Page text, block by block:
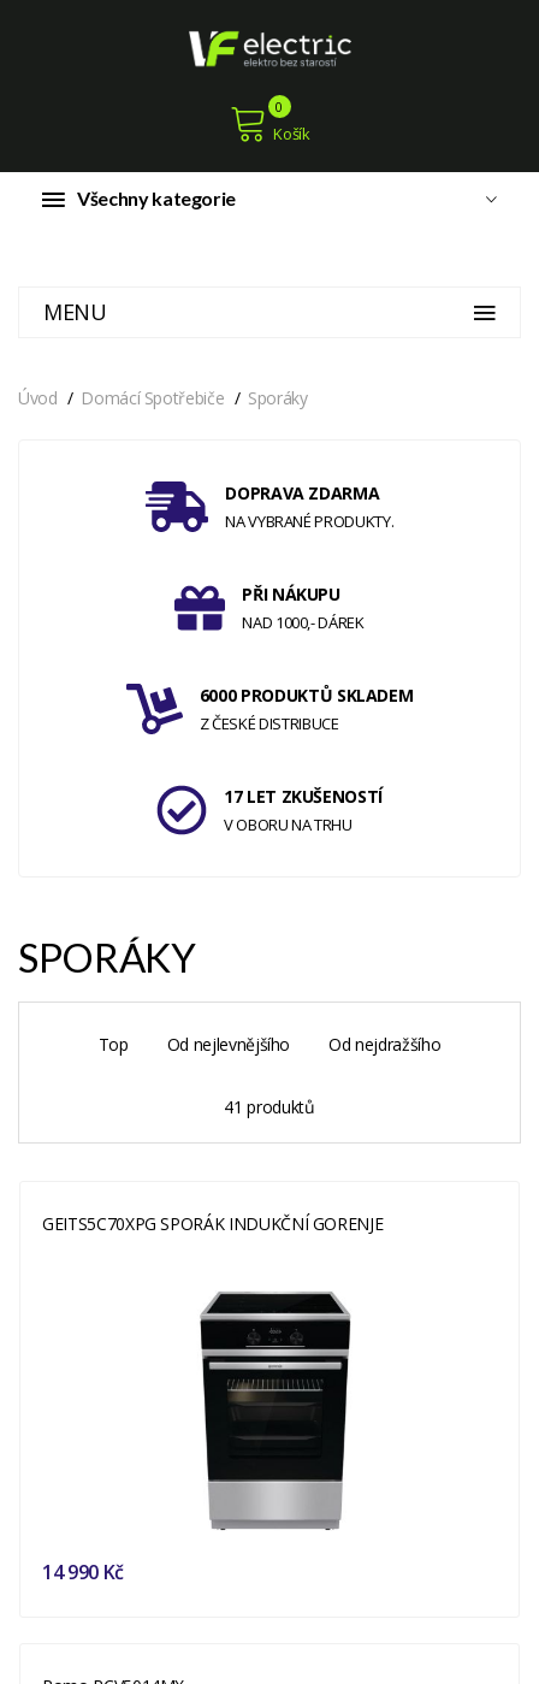
Košík
0
Všechny kategorie
MENU
Úvod Domácí Spotřebiče Sporáky
DOPRAVA ZDARMA
NA VYBRANÉ PRODUKTY.
PŘI NÁKUPU
NAD 1000,- DÁREK
6000 PRODUKTŮ SKLADEM
Z ČESKÉ DISTRIBUCE
17 LET ZKUŠENOSTÍ
V OBORU NA TRHU
SPORÁKY
Top Od nejlevnějšího Od nejdražšího
41 produktů
GEITS5C70XPG SPORÁK INDUKČNÍ GORENJE
14 990 Kč